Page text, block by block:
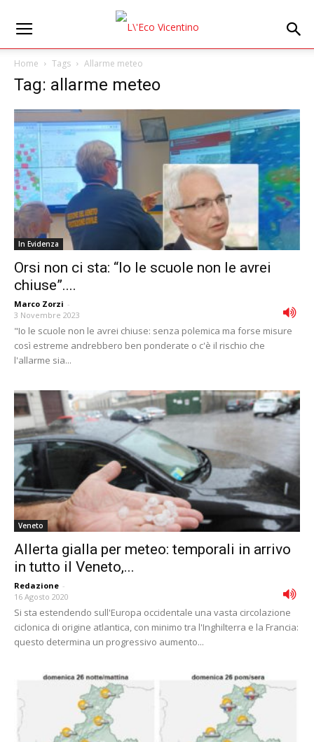
Home Tags Allarme meteo
Tag: allarme meteo
In Evidenza
Orsi non ci sta: “Io le scuole non le avrei
chiuse”....
Marco Zorzi -
3 Novembre 2023
"Io le scuole non le avrei chiuse: senza polemica ma forse misure
così estreme andrebbero ben ponderate o c'è il rischio che
l'allarme sia...
Veneto
Allerta gialla per meteo: temporali in arrivo
in tutto il Veneto,...
Redazione -
16 Agosto 2020
Si sta estendendo sull'Europa occidentale una vasta circolazione
ciclonica di origine atlantica, con minimo tra l'Inghilterra e la Francia:
questo determina un progressivo aumento...